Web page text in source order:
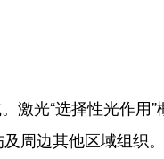
激光“选择性光作用
周边其他区域组织